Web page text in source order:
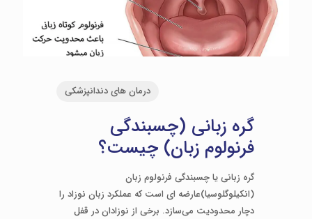
درمان های دندانپزشکی
گره زبانی (چسبندگی
فرنولوم زبان) چیست؟
گره زبانی یا چسبندگی فرنولوم زبان
(انکیلوگلوسیا)عارضه ای است که عملکرد زبان نوزاد را
دچار محدودیت می‌سازد. برخی از نوزادان در قفل